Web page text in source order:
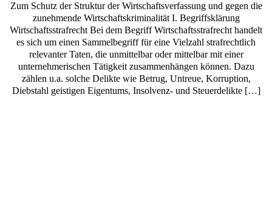
Zum Schutz der Struktur der Wirtschaftsverfassung und gegen die
zunehmende Wirtschaftskriminalität I. Begriffsklärung
Wirtschaftsstrafrecht Bei dem Begriff Wirtschaftsstrafrecht handelt
es sich um einen Sammelbegriff für eine Vielzahl strafrechtlich
relevanter Taten, die unmittelbar oder mittelbar mit einer
unternehmerischen Tätigkeit zusammenhängen können. Dazu
zählen u.a. solche Delikte wie Betrug, Untreue, Korruption,
Diebstahl geistigen Eigentums, Insolvenz- und Steuerdelikte […]